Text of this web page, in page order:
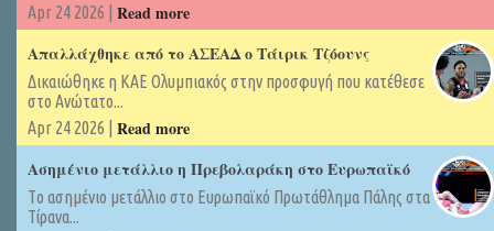
Apr 24 2026 | Read more
Απαλλάχθηκε από το ΑΣΕΑΔ ο Τάιρικ Τζόουνς
Δικαιώθηκε η ΚΑΕ Ολυμπιακός στην προσφυγή που κατέθεσε
στο Ανώτατο...
Apr 24 2026 | Read more
Ασημένιο μετάλλιο η Πρεβολαράκη στο Ευρωπαϊκό
Tο ασημένιο μετάλλιο στο Ευρωπαϊκό Πρωτάθλημα Πάλης στα
Τίρανα...